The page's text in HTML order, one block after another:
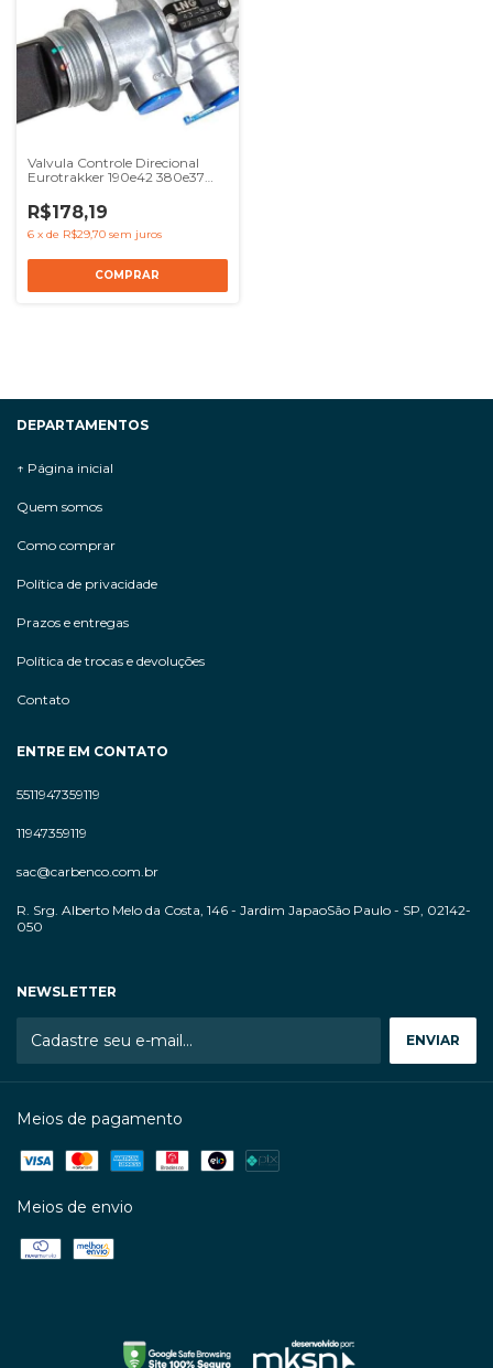
Valvula Controle Direcional
Eurotrakker 190e42 380e37
R$178,19
6 x de R$29,70 sem juros
DEPARTAMENTOS
↑ Página inicial
Quem somos
Como comprar
Política de privacidade
Prazos e entregas
Política de trocas e devoluções
Contato
ENTRE EM CONTATO
5511947359119
11947359119
sac@carbenco.com.br
R. Srg. Alberto Melo da Costa, 146 - Jardim JapaoSão Paulo - SP, 02142-
050
NEWSLETTER
Meios de pagamento
Meios de envio